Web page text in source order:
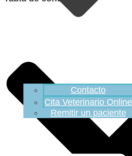
Contacto
Cita Veterinario Online
Remitir un paciente